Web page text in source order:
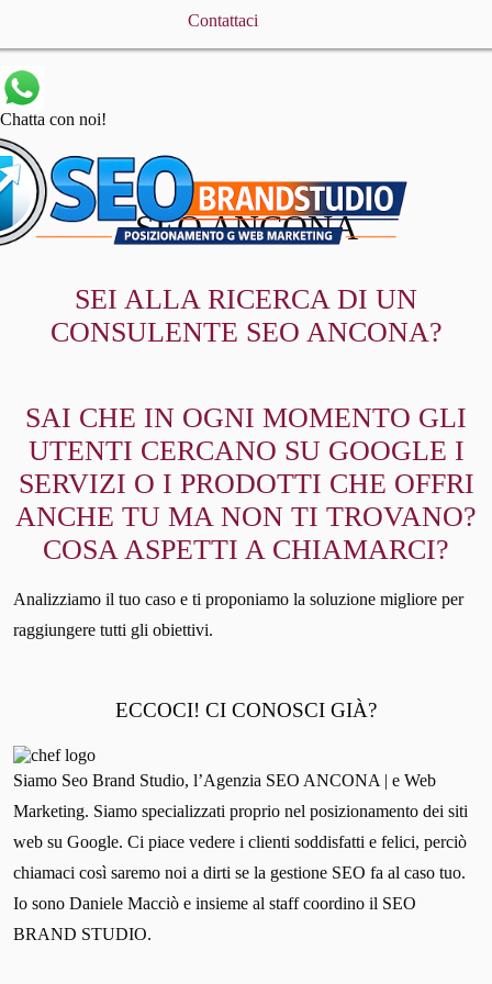
Contattaci
Chatta con noi!
SEO ANCONA
SEI ALLA RICERCA DI UN
CONSULENTE SEO ANCONA?
SAI CHE IN OGNI MOMENTO GLI
UTENTI CERCANO SU GOOGLE I
SERVIZI O I PRODOTTI CHE OFFRI
ANCHE TU MA NON TI TROVANO?
COSA ASPETTI A CHIAMARCI?
Analizziamo il tuo caso e ti proponiamo la soluzione migliore per
raggiungere tutti gli obiettivi.
ECCOCI! CI CONOSCI GIÀ?
Siamo Seo Brand Studio, l’Agenzia SEO ANCONA | e Web
Marketing. Siamo specializzati proprio nel posizionamento dei siti
web su Google. Ci piace vedere i clienti soddisfatti e felici, perciò
chiamaci così saremo noi a dirti se la gestione SEO fa al caso tuo.
Io sono Daniele Macciò e insieme al staff coordino il SEO
BRAND STUDIO.